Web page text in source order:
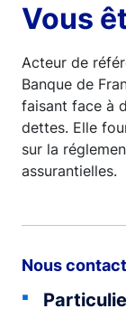
Vous
Acteur de
Banque de
faisant face à
dettes. Elle
sur la
assurantielles.
Nous